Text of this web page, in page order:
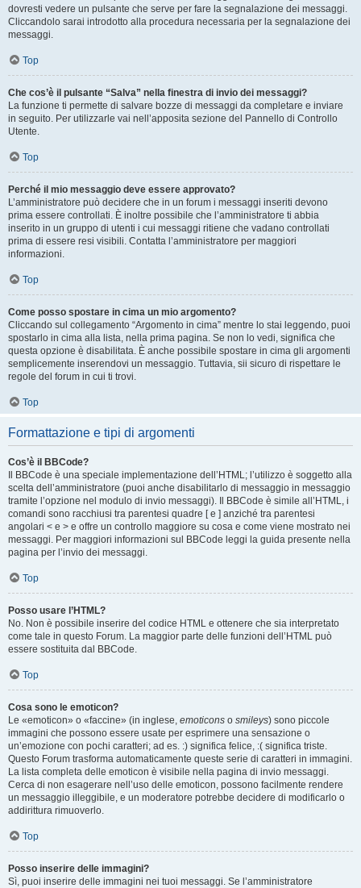
dovresti vedere un pulsante che serve per fare la segnalazione dei messaggi.
Cliccandolo sarai introdotto alla procedura necessaria per la segnalazione dei
messaggi.
Top
Che cos’è il pulsante “Salva” nella finestra di invio dei messaggi?
La funzione ti permette di salvare bozze di messaggi da completare e inviare
in seguito. Per utilizzarle vai nell’apposita sezione del Pannello di Controllo
Utente.
Top
Perché il mio messaggio deve essere approvato?
L’amministratore può decidere che in un forum i messaggi inseriti devono
prima essere controllati. È inoltre possibile che l’amministratore ti abbia
inserito in un gruppo di utenti i cui messaggi ritiene che vadano controllati
prima di essere resi visibili. Contatta l’amministratore per maggiori
informazioni.
Top
Come posso spostare in cima un mio argomento?
Cliccando sul collegamento “Argomento in cima” mentre lo stai leggendo, puoi
spostarlo in cima alla lista, nella prima pagina. Se non lo vedi, significa che
questa opzione è disabilitata. È anche possibile spostare in cima gli argomenti
semplicemente inserendovi un messaggio. Tuttavia, sii sicuro di rispettare le
regole del forum in cui ti trovi.
Top
Formattazione e tipi di argomenti
Cos’è il BBCode?
Il BBCode è una speciale implementazione dell’HTML; l’utilizzo è soggetto alla
scelta dell’amministratore (puoi anche disabilitarlo di messaggio in messaggio
tramite l’opzione nel modulo di invio messaggi). Il BBCode è simile all’HTML, i
comandi sono racchiusi tra parentesi quadre [ e ] anziché tra parentesi
angolari < e > e offre un controllo maggiore su cosa e come viene mostrato nei
messaggi. Per maggiori informazioni sul BBCode leggi la guida presente nella
pagina per l’invio dei messaggi.
Top
Posso usare l’HTML?
No. Non è possibile inserire del codice HTML e ottenere che sia interpretato
come tale in questo Forum. La maggior parte delle funzioni dell’HTML può
essere sostituita dal BBCode.
Top
Cosa sono le emoticon?
Le «emoticon» o «faccine» (in inglese, emoticons o smileys) sono piccole
immagini che possono essere usate per esprimere una sensazione o
un’emozione con pochi caratteri; ad es. :) significa felice, :( significa triste.
Questo Forum trasforma automaticamente queste serie di caratteri in immagini.
La lista completa delle emoticon è visibile nella pagina di invio messaggi.
Cerca di non esagerare nell’uso delle emoticon, possono facilmente rendere
un messaggio illeggibile, e un moderatore potrebbe decidere di modificarlo o
addirittura rimuoverlo.
Top
Posso inserire delle immagini?
Sì, puoi inserire delle immagini nei tuoi messaggi. Se l’amministratore